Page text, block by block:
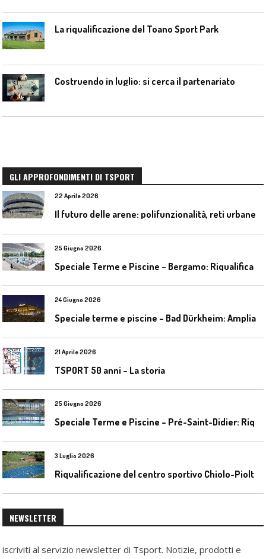
La riqualificazione del Toano Sport Park
Costruendo in luglio: si cerca il partenariato
GLI APPROFONDIMENTI DI TSPORT
22 Aprile 2026
25 Giugno 2026
24 Giugno 2026
21 Aprile 2026
TSPORT 50 anni – La storia
25 Giugno 2026
3 Luglio 2026
NEWSLETTER
iscriviti al servizio newsletter di Tsport. Notizie, prodotti e